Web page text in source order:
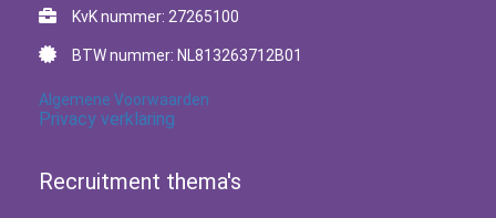
KvK nummer: 27265100
BTW nummer: NL813263712B01
Algemene Voorwaarden
Privacy verklaring
Recruitment thema's